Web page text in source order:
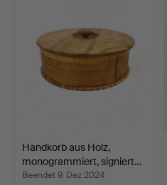
Handkorb aus Holz,
monogrammiert, signiert…
Beendet 9. Dez 2024